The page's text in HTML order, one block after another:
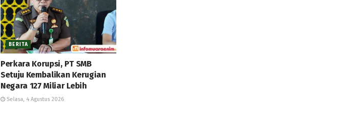
BERITA
Perkara Korupsi, PT SMB
Setuju Kembalikan Kerugian
Negara 127 Miliar Lebih
Selasa, 4 Agustus 2026